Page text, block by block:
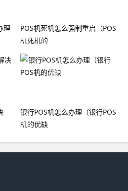
理
POS机死机怎么强制重启（POS
机死机的
银行POS机怎么办理（银行POS
机的优缺